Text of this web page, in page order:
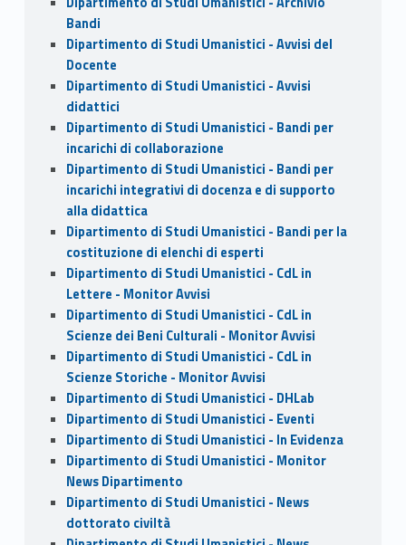
Bandi
Dipartimento di Studi Umanistici - Avvisi del
Docente
Dipartimento di Studi Umanistici - Avvisi
didattici
Dipartimento di Studi Umanistici - Bandi per
incarichi di collaborazione
Dipartimento di Studi Umanistici - Bandi per
incarichi integrativi di docenza e di supporto
alla didattica
Dipartimento di Studi Umanistici - Bandi per la
costituzione di elenchi di esperti
Dipartimento di Studi Umanistici - CdL in
Lettere - Monitor Avvisi
Dipartimento di Studi Umanistici - CdL in
Scienze dei Beni Culturali - Monitor Avvisi
Dipartimento di Studi Umanistici - CdL in
Scienze Storiche - Monitor Avvisi
Dipartimento di Studi Umanistici - DHLab
Dipartimento di Studi Umanistici - Eventi
Dipartimento di Studi Umanistici - In Evidenza
Dipartimento di Studi Umanistici - Monitor
News Dipartimento
Dipartimento di Studi Umanistici - News
dottorato civiltà